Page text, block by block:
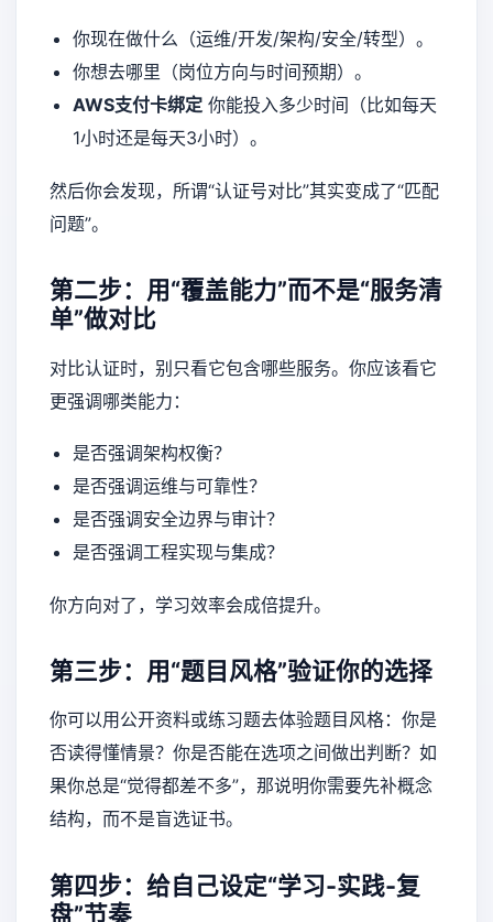
你现在做什么（运维/开发/架构/安全/转型）。
你想去哪里（岗位方向与时间预期）。
AWS支付卡绑定你能投入多少时间（比如每天
1小时还是每天3小时）。
然后你会发现，所谓“认证号对比”其实变成了“匹配
问题”。
第二步：用“覆盖能力”而不是“服务清
单”做对比
对比认证时，别只看它包含哪些服务。你应该看它
更强调哪类能力：
是否强调架构权衡？
是否强调运维与可靠性？
是否强调安全边界与审计？
是否强调工程实现与集成？
你方向对了，学习效率会成倍提升。
第三步：用“题目风格”验证你的选择
你可以用公开资料或练习题去体验题目风格：你是
否读得懂情景？你是否能在选项之间做出判断？如
果你总是“觉得都差不多”，那说明你需要先补概念
结构，而不是盲选证书。
第四步：给自己设定“学习-实践-复
盘”节奏